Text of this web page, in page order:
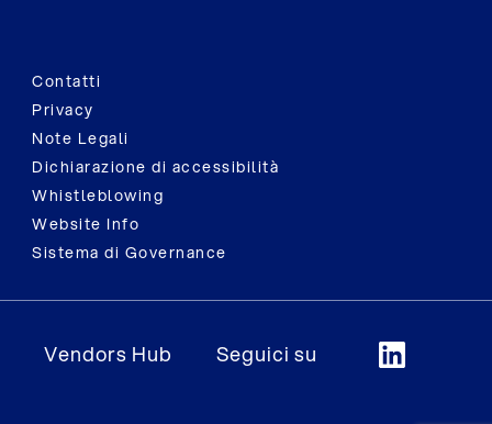
Contatti
Privacy
Note Legali
Dichiarazione di accessibilità
Whistleblowing
Website Info
Sistema di Governance
Vendors Hub Seguici su